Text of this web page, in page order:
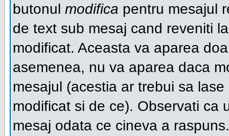
butonul modifica pentru mesajul
de text sub mesaj cand reveniti
modificat. Aceasta va aparea
asemenea, nu va aparea daca
mesajul (acestia ar trebui sa
modificat si de ce). Observati ca
mesaj odata ce cineva a raspuns.